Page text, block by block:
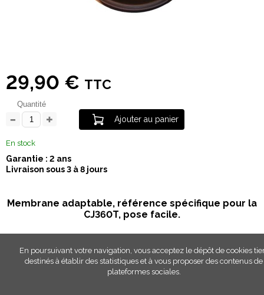
29,90 € TTC
Quantité
Ajouter au panier
En stock
Garantie : 2 ans
Livraison sous 3 à 8 jours
Membrane adaptable, référence spécifique pour la
CJ360T, pose facile.
En poursuivant votre navigation, vous acceptez le dépôt de cookies
destinés à établir des statistiques et à vous proposer des contenus de
plateformes sociales.